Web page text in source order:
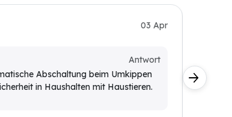
03 Apr
Antwort
Abschaltung beim Umkippen
in Haushalten mit Haustieren.
Die